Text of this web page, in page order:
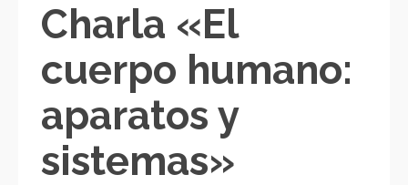
Charla «El
cuerpo humano:
aparatos y
sistemas»